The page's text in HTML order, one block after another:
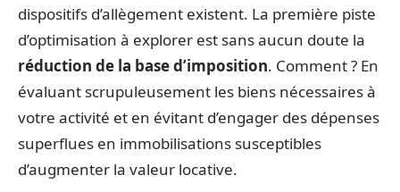
dispositifs d’allègement existent. La première piste
d’optimisation à explorer est sans aucun doute la
réduction de la base d’imposition. Comment ? En
évaluant scrupuleusement les biens nécessaires à
votre activité et en évitant d’engager des dépenses
superflues en immobilisations susceptibles
d’augmenter la valeur locative.